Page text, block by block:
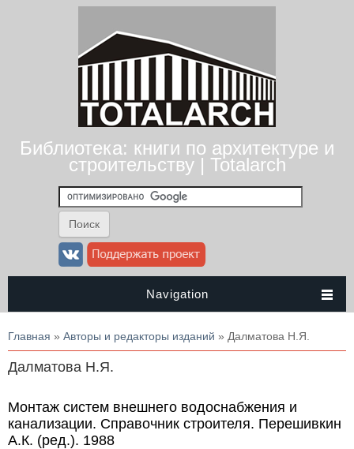
Библиотека: книги по архитектуре и
строительству | Totalarch
Navigation
Вы здесь
Главная » Авторы и редакторы изданий » Далматова Н.Я.
Далматова Н.Я.
Монтаж систем внешнего водоснабжения и
канализации. Справочник строителя. Перешивкин
А.К. (ред.). 1988